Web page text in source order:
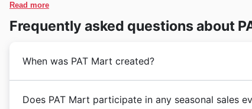
Televisions– Experience entertainment like never
ads. Their consistent demand during Black Friday
assistants, simplifying your life and saving you
Read more
Frequently asked questions about
When was PAT Mart created?
needs. Established in 1992, PAT Mart was
Does PAT Mart participate in any seasonal sales